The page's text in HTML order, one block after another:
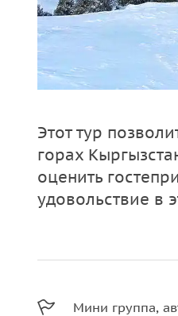
Этот тур
горах
оценить
удовольствие в
Мини группа,